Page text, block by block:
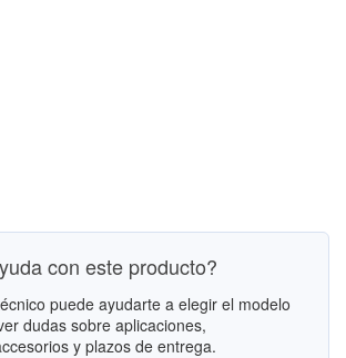
con este producto?
puede ayudarte a elegir el modelo
dudas sobre aplicaciones,
y plazos de entrega.